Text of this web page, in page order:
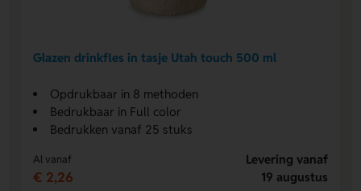
Glazen drinkfles in tasje Utah touch 500 ml
Opdrukbaar in 8 methoden
Bedrukbaar in Full color
Bedrukken vanaf 25 stuks
Al vanaf
€ 2,26
Levering vanaf
19 augustus